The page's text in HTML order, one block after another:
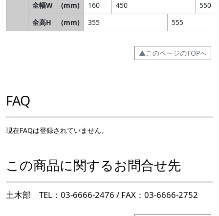
全幅W
(mm) 160 450
550
全高H
(mm) 355 555
▲このページのTOPへ
FAQ
現在FAQは登録されていません。
この商品に関するお問合せ先
土木部 TEL：03-6666-2476 / FAX：03-6666-2752